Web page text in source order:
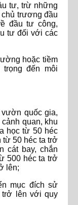
tư, trừ những
trương đầu
đầu tư công,
tư đối với các
hoặc tiềm
đến môi
quốc gia,
quan, khu
học từ 50 héc
từ 50 héc ta trở
cát bay, chắn
500 héc ta trở
lên;
mục đích sử
trở lên với quy